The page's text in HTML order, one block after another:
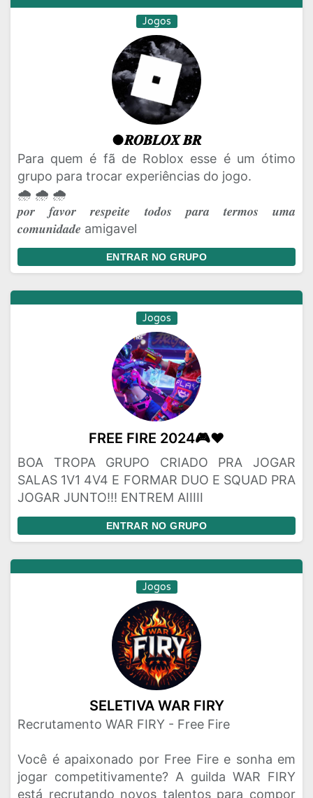
Jogos
●𝑹𝑶𝑩𝑳𝑶𝑿 𝑩𝑹
Para quem é fã de Roblox esse é um ótimo
grupo para trocar experiências do jogo.
🌧️ 🌧️ 🌧️
𝒑𝒐𝒓 𝒇𝒂𝒗𝒐𝒓 𝒓𝒆𝒔𝒑𝒆𝒊𝒕𝒆 𝒕𝒐𝒅𝒐𝒔 𝒑𝒂𝒓𝒂 𝒕𝒆𝒓𝒎𝒐𝒔 𝒖𝒎𝒂
𝒄𝒐𝒎𝒖𝒏𝒊𝒅𝒂𝒅𝒆 amigavel
ENTRAR NO GRUPO
Jogos
FREE FIRE 2024🎮❤️
BOA TROPA GRUPO CRIADO PRA JOGAR
SALAS 1V1 4V4 E FORMAR DUO E SQUAD PRA
JOGAR JUNTO!!! ENTREM AIIIII
ENTRAR NO GRUPO
Jogos
SELETIVA WAR FIRY
Recrutamento WAR FIRY - Free Fire
Você é apaixonado por Free Fire e sonha em
jogar competitivamente? A guilda WAR FIRY
está recrutando novos talentos para compor